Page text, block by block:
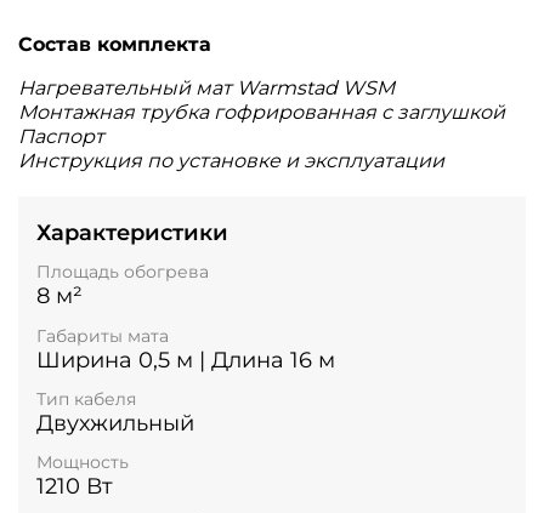
Состав комплекта
Нагревательный мат Warmstad WSM
Монтажная трубка гофрированная с заглушкой
Паспорт
Инструкция по установке и эксплуатации
Характеристики
Площадь обогрева
8 м²
Габариты мата
Ширина 0,5 м | Длина 16 м
Тип кабеля
Двухжильный
Мощность
1210 Вт